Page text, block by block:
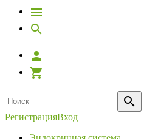
РегистрацияВход